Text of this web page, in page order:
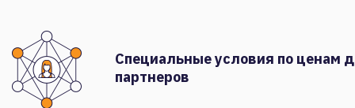
Специальные условия по ценам
партнеров